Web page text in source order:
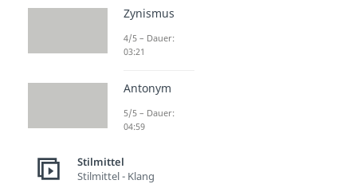
Zynismus
4/5 – Dauer:
03:21
Antonym
5/5 – Dauer:
04:59
Stilmittel
Stilmittel - Klang